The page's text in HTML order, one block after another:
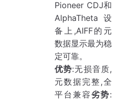
Pioneer CDJ和
AlphaTheta设
备上,AIFF的元
数据显示最为稳
定可靠。
优势:无损音质,
元数据完整,全
平台兼容劣势: